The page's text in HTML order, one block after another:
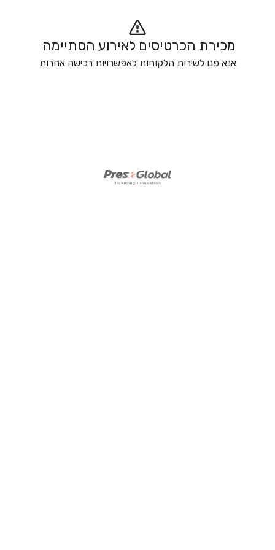
מכירת הכרטיסים לאירוע הסתיימה
אנא פנו לשירות הלקוחות לאפשרויות רכישה אחרות